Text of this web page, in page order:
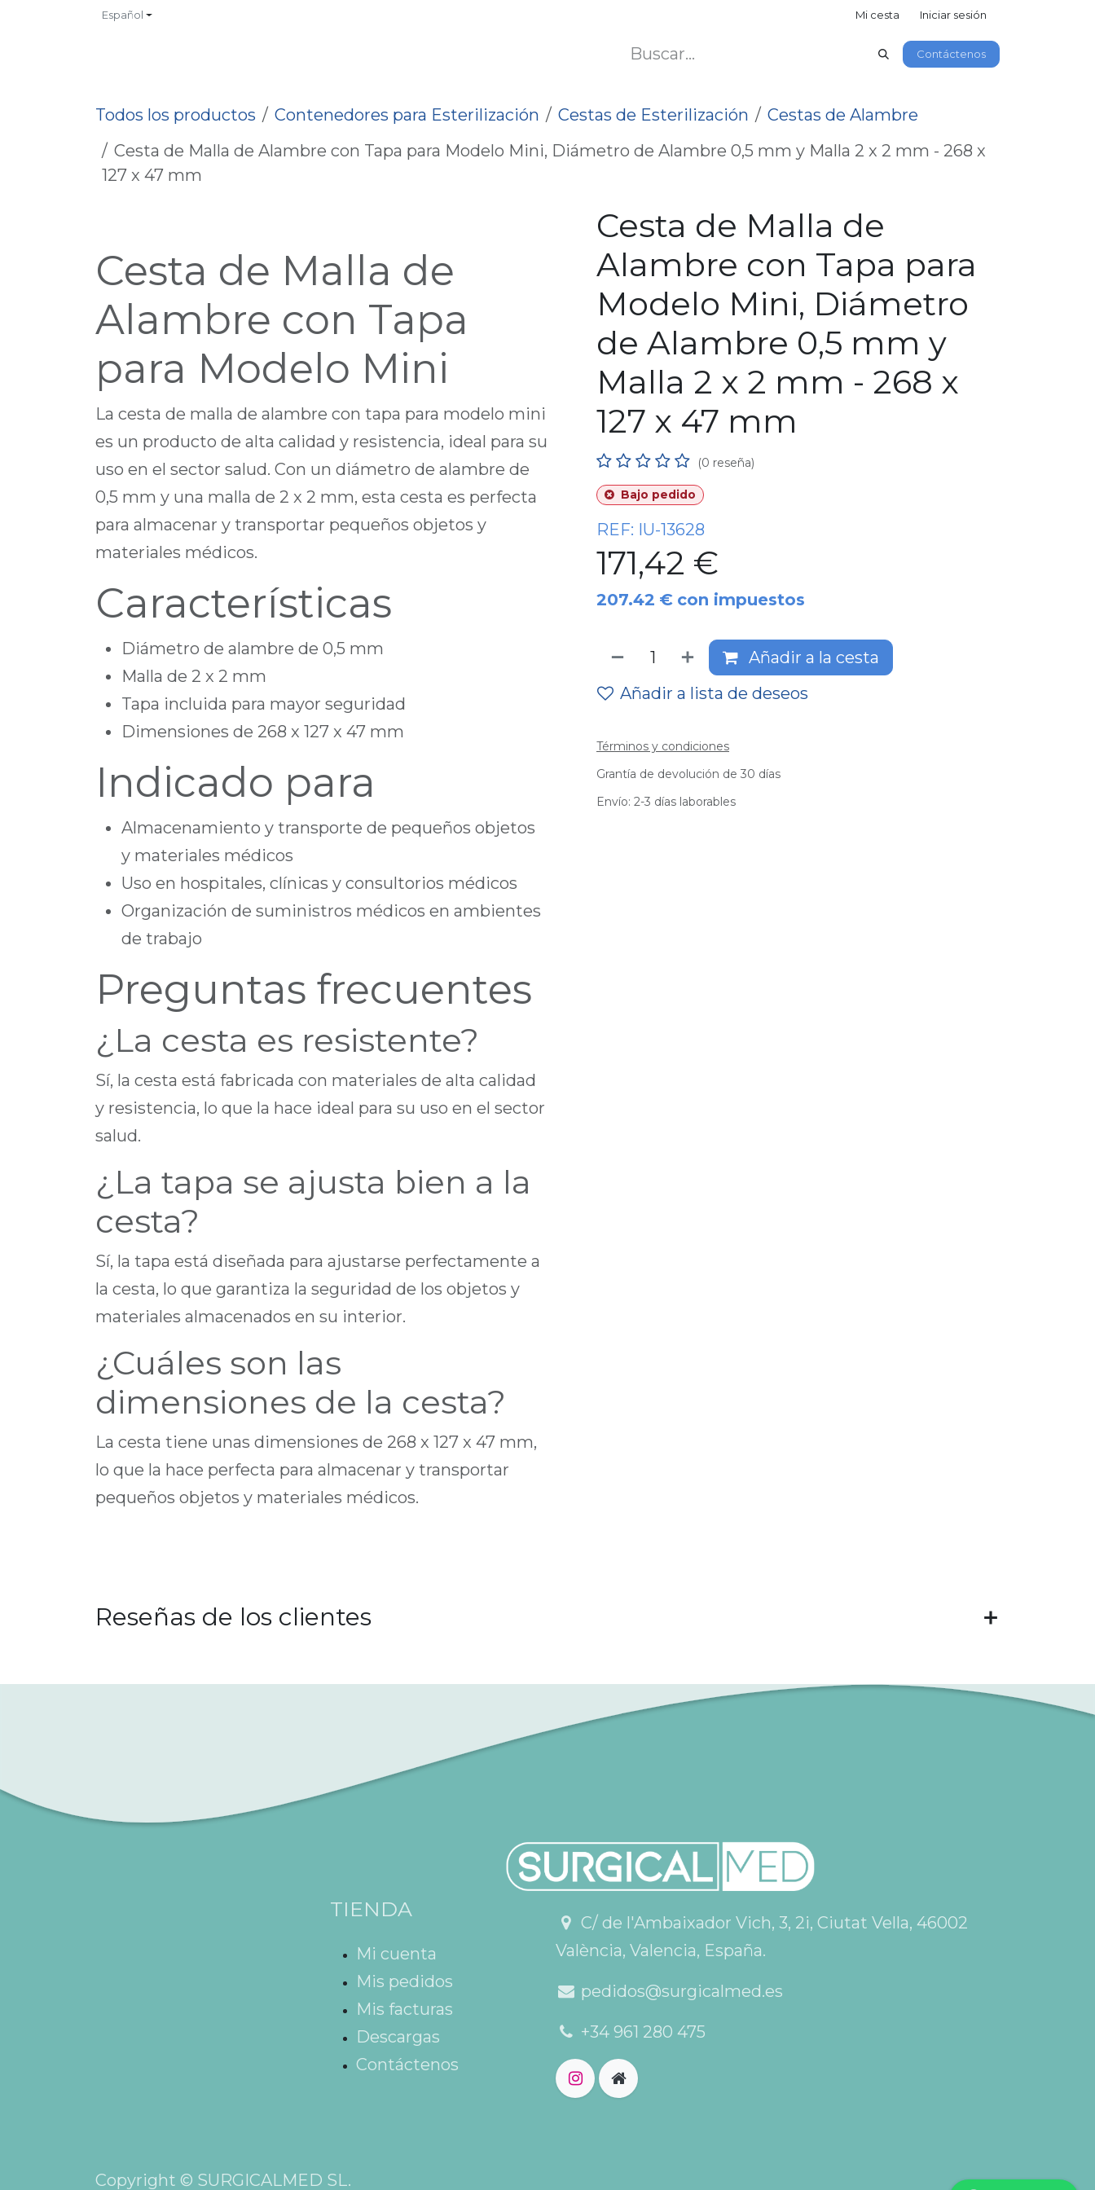
Ir al contenidoEspañol Mi cesta Iniciar sesión
Contáctenos
Todos los productos Contenedores para Esterilización Cestas de Esterilización
Cestas de Alambre
Cesta de Malla de Alambre con Tapa para Modelo Mini, Diámetro de Alambre 0,5 mm y Malla 2 x 2 mm - 268 x
127 x 47 mm
Cesta de Malla de
Alambre con Tapa
para Modelo Mini
La cesta de malla de alambre con tapa para modelo mini
es un producto de alta calidad y resistencia, ideal para su
uso en el sector salud. Con un diámetro de alambre de
0,5 mm y una malla de 2 x 2 mm, esta cesta es perfecta
para almacenar y transportar pequeños objetos y
materiales médicos.
Características
Diámetro de alambre de 0,5 mm
Malla de 2 x 2 mm
Tapa incluida para mayor seguridad
Dimensiones de 268 x 127 x 47 mm
Indicado para
Almacenamiento y transporte de pequeños objetos
y materiales médicos
Uso en hospitales, clínicas y consultorios médicos
Organización de suministros médicos en ambientes
de trabajo
Preguntas frecuentes
¿La cesta es resistente?
Sí, la cesta está fabricada con materiales de alta calidad
y resistencia, lo que la hace ideal para su uso en el sector
salud.
¿La tapa se ajusta bien a la
cesta?
Sí, la tapa está diseñada para ajustarse perfectamente a
la cesta, lo que garantiza la seguridad de los objetos y
materiales almacenados en su interior.
¿Cuáles son las
dimensiones de la cesta?
La cesta tiene unas dimensiones de 268 x 127 x 47 mm,
lo que la hace perfecta para almacenar y transportar
pequeños objetos y materiales médicos.
Cesta de Malla de
Alambre con Tapa para
Modelo Mini, Diámetro
de Alambre 0,5 mm y
Malla 2 x 2 mm - 268 x
127 x 47 mm
(0 reseña)
Bajo pedido
REF: IU-13628
171,42 €
207.42 € con impuestos
Añadir a la cesta
Añadir a lista de deseos
Términos y condiciones
Grantía de devolución de 30 días
Envío: 2-3 días laborables
Reseñas de los clientes
C/ de l'Ambaixador Vich, 3, 2i, Ciutat Vella, 46002
València, Valencia, España.
pedidos@surgicalmed.es
+34 961 280 475
TIENDA
Mi cuenta
Mis pedidos
Mis facturas
Descargas
Contáctenos
Copyright © SURGICALMED SL.